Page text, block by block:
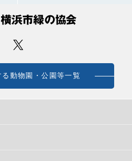
動物園・公園等一覧